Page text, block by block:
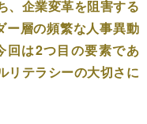
、企業変革を阻害する
ー層の頻繁な人事異動
回は2つ目の要素であ
リテラシーの大切さに